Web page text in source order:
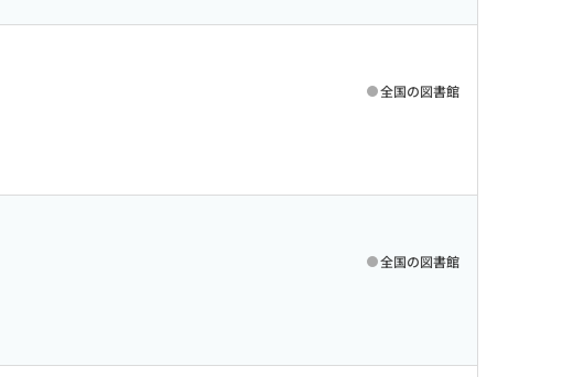
全国の図書館
全国の図書館